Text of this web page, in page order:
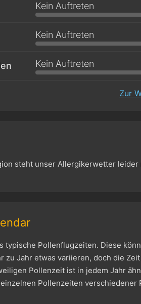
Kein Auftreten
Kein Auftreten
Kein Auftreten
Zur
steht unser Allergikerwetter leider
typische Pollenflugzeiten. Diese
zu Jahr etwas variieren, doch die
Pollenzeit ist in jedem Jahr
Pollenzeiten verschiedener